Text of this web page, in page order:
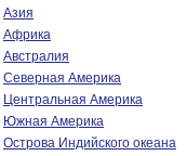
Азия
Африка
Австралия
Северная Америка
Центральная Америка
Южная Америка
Острова Индийского океана